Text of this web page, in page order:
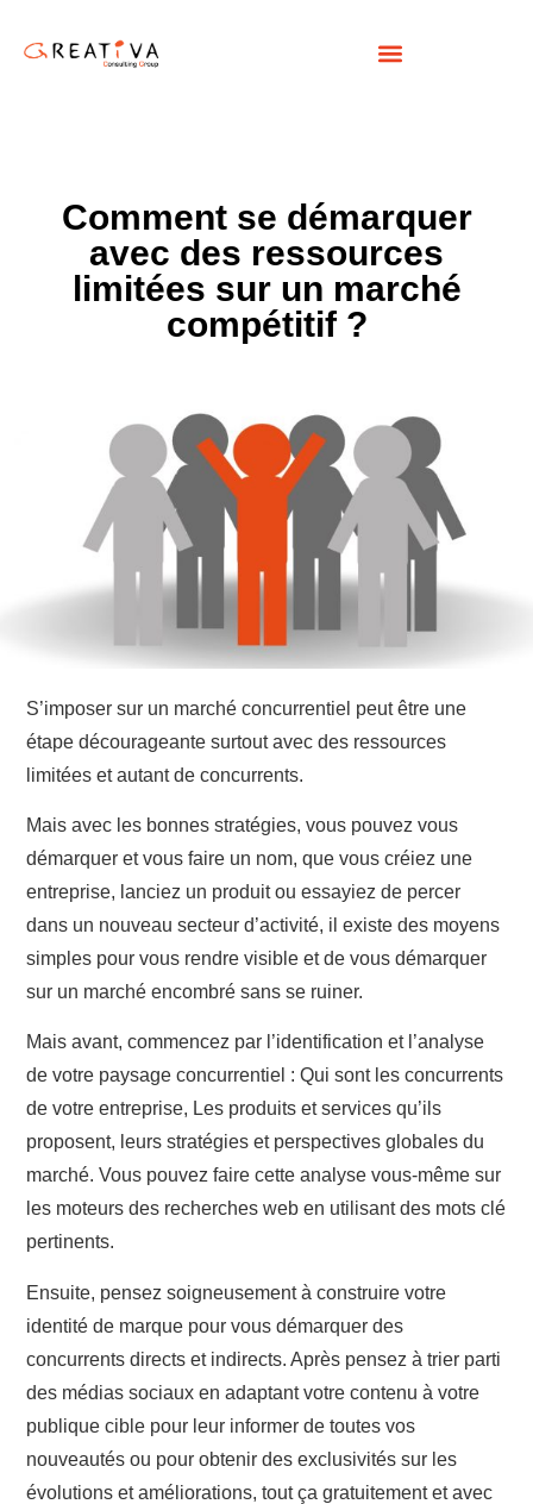
Comment se démarquer
avec des ressources
limitées sur un marché
compétitif ?
S’imposer sur un marché concurrentiel peut être une
étape décourageante surtout avec des ressources
limitées et autant de concurrents.
Mais avec les bonnes stratégies, vous pouvez vous
démarquer et vous faire un nom, que vous créiez une
entreprise, lanciez un produit ou essayiez de percer
dans un nouveau secteur d’activité, il existe des moyens
simples pour vous rendre visible et de vous démarquer
sur un marché encombré sans se ruiner.
Mais avant, commencez par l’identification et l’analyse
de votre paysage concurrentiel : Qui sont les concurrents
de votre entreprise, Les produits et services qu’ils
proposent, leurs stratégies et perspectives globales du
marché. Vous pouvez faire cette analyse vous-même sur
les moteurs des recherches web en utilisant des mots clé
pertinents.
Ensuite, pensez soigneusement à construire votre
identité de marque pour vous démarquer des
concurrents directs et indirects. Après pensez à trier parti
des médias sociaux en adaptant votre contenu à votre
publique cible pour leur informer de toutes vos
nouveautés ou pour obtenir des exclusivités sur les
évolutions et améliorations, tout ça gratuitement et avec